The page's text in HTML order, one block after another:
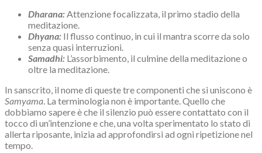
Dharana:Attenzione focalizzata, il primo stadio della
meditazione.
Dhyana: Il flusso continuo, in cui il mantra scorre da solo
senza quasi interruzioni.
Samadhi: L’assorbimento, il culmine della meditazione o
oltre la meditazione.
In sanscrito, il nome di queste tre componenti che si uniscono è
Samyama. La terminologia non è importante. Quello che
dobbiamo sapere è che il silenzio può essere contattato con il
tocco di un’intenzione e che, una volta sperimentato lo stato di
allerta riposante, inizia ad approfondirsi ad ogni ripetizione nel
tempo.